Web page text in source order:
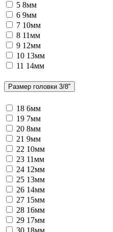
5 8мм
6 9мм
7 10мм
8 11мм
9 12мм
10 13мм
11 14мм
Размер головки 3/8"
18 6мм
19 7мм
20 8мм
21 9мм
22 10мм
23 11мм
24 12мм
25 13мм
26 14мм
27 15мм
28 16мм
29 17мм
30 18мм